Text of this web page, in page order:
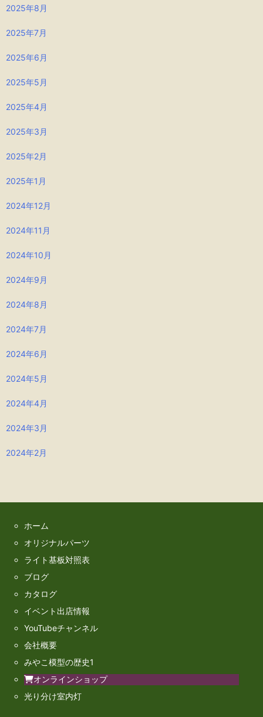
2025年8月
2025年7月
2025年6月
2025年5月
2025年4月
2025年3月
2025年2月
2025年1月
2024年12月
2024年11月
2024年10月
2024年9月
2024年8月
2024年7月
2024年6月
2024年5月
2024年4月
2024年3月
2024年2月
ホーム
オリジナルパーツ
ライト基板対照表
ブログ
カタログ
イベント出店情報
YouTubeチャンネル
会社概要
みやこ模型の歴史1
オンラインショップ
光り分け室内灯